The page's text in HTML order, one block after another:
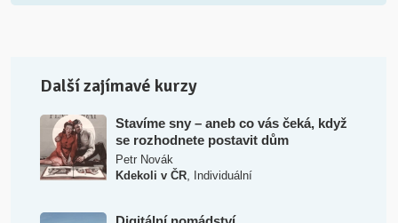
Další zajímavé kurzy
Stavíme sny – aneb co vás čeká, když
se rozhodnete postavit dům
Petr Novák
Kdekoli v ČR, Individuální